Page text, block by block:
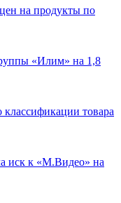
на продукты по
«Илим» на 1,8
товара
иск к «М.Видео» на